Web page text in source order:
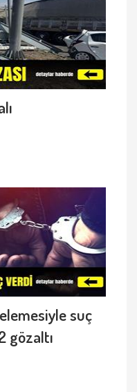
suç
gözaltı